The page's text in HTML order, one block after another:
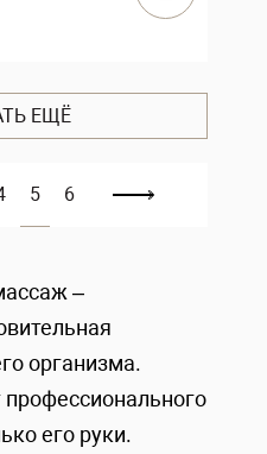
ЕЩЁ
5 6
–
организма.
его руки.